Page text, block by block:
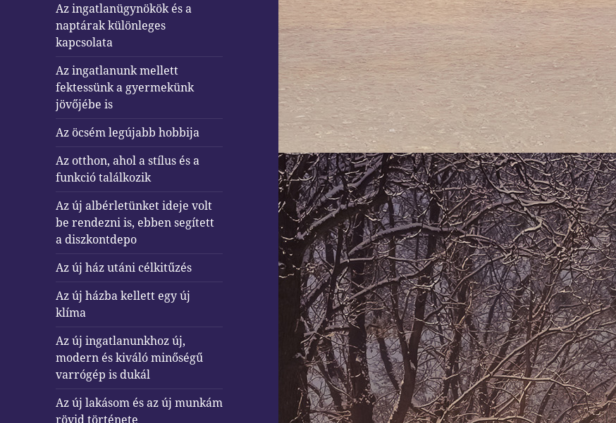
Az ingatlanügynökök és a
naptárak különleges
kapcsolata
Az ingatlanunk mellett
fektessünk a gyermekünk
jövőjébe is
Az öcsém legújabb hobbija
Az otthon, ahol a stílus és a
funkció találkozik
Az új albérletünket ideje volt
be rendezni is, ebben segített
a diszkontdepo
Az új ház utáni célkitűzés
Az új házba kellett egy új
klíma
Az új ingatlanunkhoz új,
modern és kiváló minőségű
varrógép is dukál
Az új lakásom és az új munkám
rövid története